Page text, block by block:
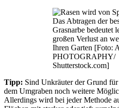
Das Abtragen der
Grasnarbe bedeutet
großen Verlust an
Ihren Garten [Foto:
PHOTOGRAPHY/
Shutterstock.com]
Tipp: Sind Unkräuter der Grund
dem Umgraben noch weitere
Allerdings wird bei jeder Methode